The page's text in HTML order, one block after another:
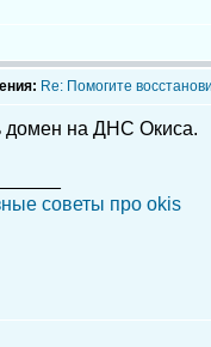
Re: Помогите
домен на ДНС Окиса.
советы про okis